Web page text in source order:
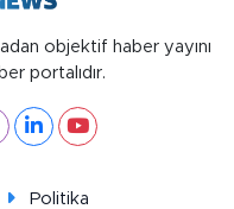
objektif haber yayını
portalıdır.
Politika